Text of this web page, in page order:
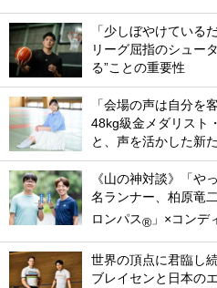
「少しぼやけている
リーグ屈指のシュー
る”ことの重要性
「会場の声は自分を
48kg級金メダリスト
と、声を活かした新
《山の神対談》「や
名ランナー、柏原竜
ロンパス® 」×コンデ
世界の頂点に君臨し
ブレイセンと日本の